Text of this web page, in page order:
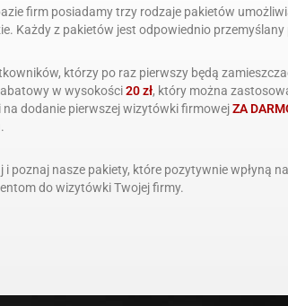
firm posiadamy trzy rodzaje pakietów
Każdy z pakietów jest odpowiednio
którzy po raz pierwszy będą
w wysokości20 zł, który można
na dodanie pierwszej wizytówki firmowejZA
i poznaj nasze pakiety, które pozytywnie wpłyną
do wizytówki Twojej firmy.